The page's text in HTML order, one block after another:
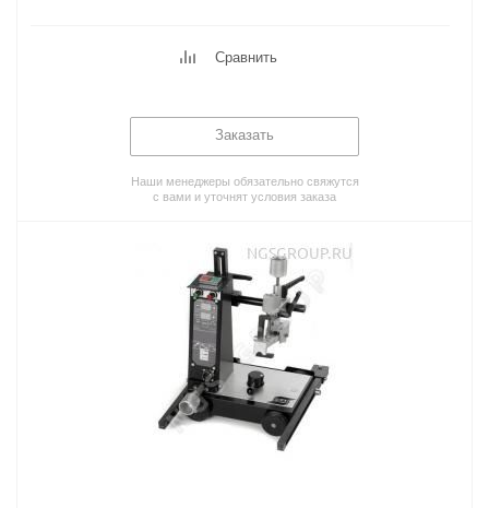
Сравнить
Заказать
Наши менеджеры обязательно свяжутся
с вами и уточнят условия заказа